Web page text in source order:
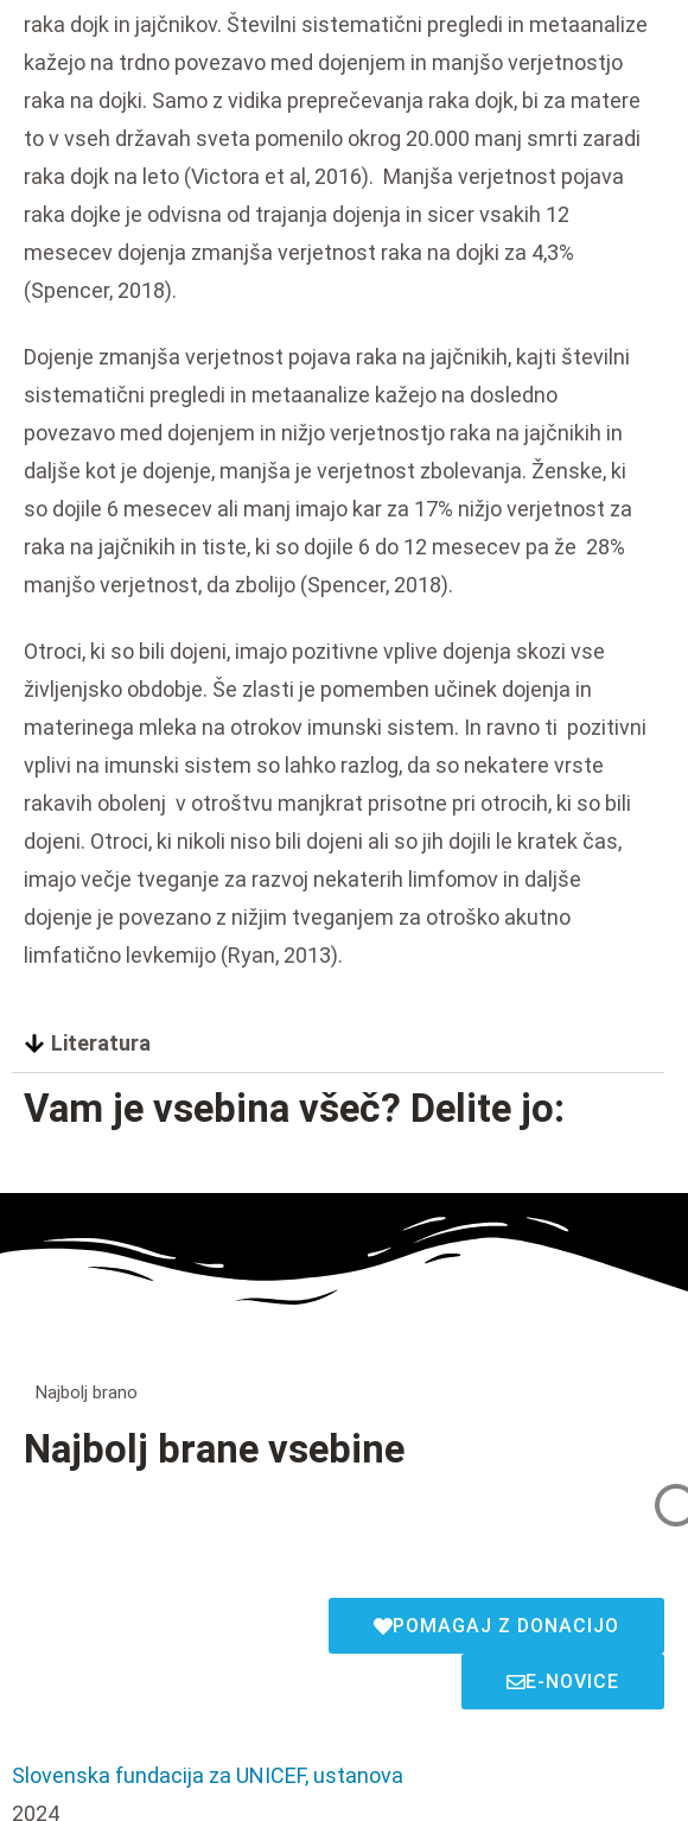
raka dojk in jajčnikov. Številni sistematični pregledi in metaanalize
kažejo na trdno povezavo med dojenjem in manjšo verjetnostjo
raka na dojki. Samo z vidika preprečevanja raka dojk, bi za matere
to v vseh državah sveta pomenilo okrog 20.000 manj smrti zaradi
raka dojk na leto (Victora et al, 2016). Manjša verjetnost pojava
raka dojke je odvisna od trajanja dojenja in sicer vsakih 12
mesecev dojenja zmanjša verjetnost raka na dojki za 4,3%
(Spencer, 2018).
Dojenje zmanjša verjetnost pojava raka na jajčnikih, kajti številni
sistematični pregledi in metaanalize kažejo na dosledno
povezavo med dojenjem in nižjo verjetnostjo raka na jajčnikih in
daljše kot je dojenje, manjša je verjetnost zbolevanja. Ženske, ki
so dojile 6 mesecev ali manj imajo kar za 17% nižjo verjetnost za
raka na jajčnikih in tiste, ki so dojile 6 do 12 mesecev pa že 28%
manjšo verjetnost, da zbolijo (Spencer, 2018).
Otroci, ki so bili dojeni, imajo pozitivne vplive dojenja skozi vse
življenjsko obdobje. Še zlasti je pomemben učinek dojenja in
materinega mleka na otrokov imunski sistem. In ravno ti pozitivni
vplivi na imunski sistem so lahko razlog, da so nekatere vrste
rakavih obolenj v otroštvu manjkrat prisotne pri otrocih, ki so bili
dojeni. Otroci, ki nikoli niso bili dojeni ali so jih dojili le kratek čas,
imajo večje tveganje za razvoj nekaterih limfomov in daljše
dojenje je povezano z nižjim tveganjem za otroško akutno
limfatično levkemijo (Ryan, 2013).
Literatura
Vam je vsebina všeč? Delite jo:
Najbolj brano
Najbolj brane vsebine
POMAGAJ Z DONACIJO
E-NOVICE
Slovenska fundacija za UNICEF, ustanova
2024